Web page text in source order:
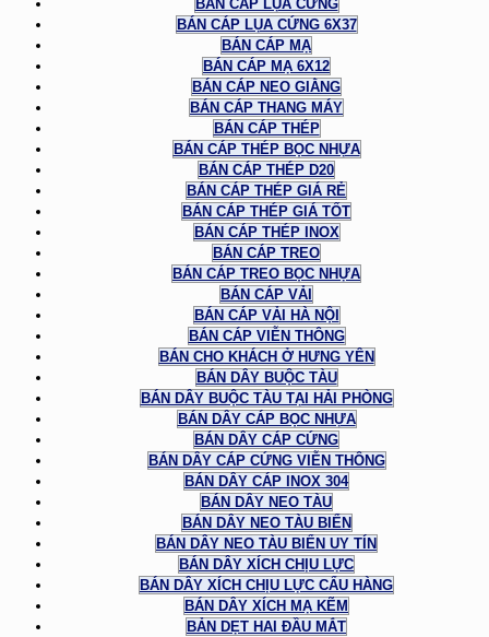
BÁN CÁP LỤA CỨNG
BÁN CÁP LỤA CỨNG 6X37
BÁN CÁP MẠ
BÁN CÁP MẠ 6X12
BÁN CÁP NEO GIẰNG
BÁN CÁP THANG MÁY
BÁN CÁP THÉP
BÁN CÁP THÉP BỌC NHỰA
BÁN CÁP THÉP D20
BÁN CÁP THÉP GIÁ RẺ
BÁN CÁP THÉP GIÁ TỐT
BÁN CÁP THÉP INOX
BÁN CÁP TREO
BÁN CÁP TREO BỌC NHỰA
BÁN CÁP VẢI
BÁN CÁP VẢI HÀ NỘI
BÁN CÁP VIỄN THÔNG
BÁN CHO KHÁCH Ở HƯNG YÊN
BÁN DÂY BUỘC TÀU
BÁN DÂY BUỘC TÀU TẠI HẢI PHÒNG
BÁN DÂY CÁP BỌC NHỰA
BÁN DÂY CÁP CỨNG
BÁN DÂY CÁP CỨNG VIỄN THÔNG
BÁN DÂY CÁP INOX 304
BÁN DÂY NEO TÀU
BÁN DÂY NEO TÀU BIỂN
BÁN DÂY NEO TÀU BIỂN UY TÍN
BÁN DÂY XÍCH CHỊU LỰC
BÁN DÂY XÍCH CHỊU LỰC CẨU HÀNG
BÁN DÂY XÍCH MẠ KẼM
BẢN DẸT HAI ĐẦU MẮT